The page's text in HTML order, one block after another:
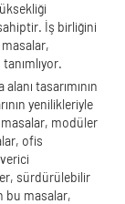
İş birliğini
masalar,
tasarımının
yenilikleriyle
masalar, modüler
ofis
sürdürülebilir
bu masalar,